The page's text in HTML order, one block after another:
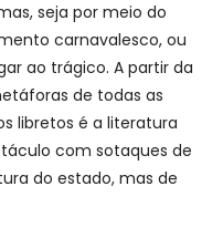
seja por meio do
carnavalesco, ou
ao trágico. A partir da
de todas as
libretos é a literatura
com sotaques de
do estado, mas de